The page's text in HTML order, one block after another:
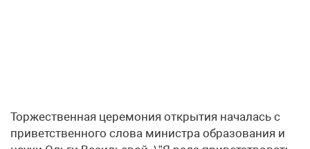
Торжественная церемония открытия началась с
приветственного слова министра образования и